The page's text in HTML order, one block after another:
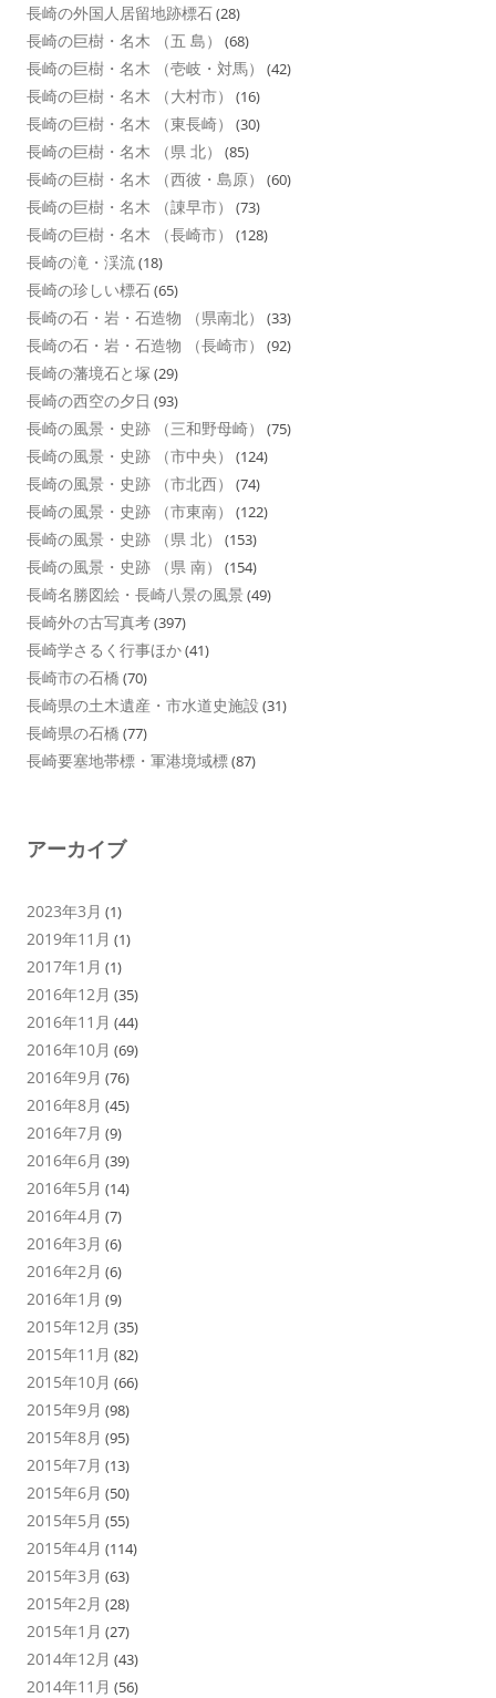
長崎の外国人居留地跡標石(28)
長崎の巨樹・名木 （五 島） (68)
長崎の巨樹・名木 （壱岐・対馬） (42)
長崎の巨樹・名木 （大村市） (16)
長崎の巨樹・名木 （東長崎） (30)
長崎の巨樹・名木 （県 北） (85)
長崎の巨樹・名木 （西彼・島原） (60)
長崎の巨樹・名木 （諌早市） (73)
長崎の巨樹・名木 （長崎市） (128)
長崎の滝・渓流(18)
長崎の珍しい標石(65)
長崎の石・岩・石造物 （県南北） (33)
長崎の石・岩・石造物 （長崎市） (92)
長崎の藩境石と塚 (29)
長崎の西空の夕日 (93)
長崎の風景・史跡 （三和野母崎） (75)
長崎の風景・史跡 （市中央） (124)
長崎の風景・史跡 （市北西） (74)
長崎の風景・史跡 （市東南） (122)
長崎の風景・史跡 （県 北） (153)
長崎の風景・史跡 （県 南） (154)
長崎名勝図絵・長崎八景の風景 (49)
長崎外の古写真考(397)
長崎学さるく行事ほか(41)
長崎市の石橋 (70)
長崎県の土木遺産・市水道史施設 (31)
長崎県の石橋 (77)
長崎要塞地帯標・軍港境域標(87)
アーカイブ
2023年3月 (1)
2019年11月 (1)
2017年1月 (1)
2016年12月 (35)
2016年11月 (44)
2016年10月 (69)
2016年9月 (76)
2016年8月 (45)
2016年7月 (9)
2016年6月 (39)
2016年5月 (14)
2016年4月 (7)
2016年3月 (6)
2016年2月 (6)
2016年1月 (9)
2015年12月 (35)
2015年11月 (82)
2015年10月 (66)
2015年9月 (98)
2015年8月 (95)
2015年7月 (13)
2015年6月 (50)
2015年5月 (55)
2015年4月 (114)
2015年3月 (63)
2015年2月 (28)
2015年1月 (27)
2014年12月 (43)
2014年11月 (56)